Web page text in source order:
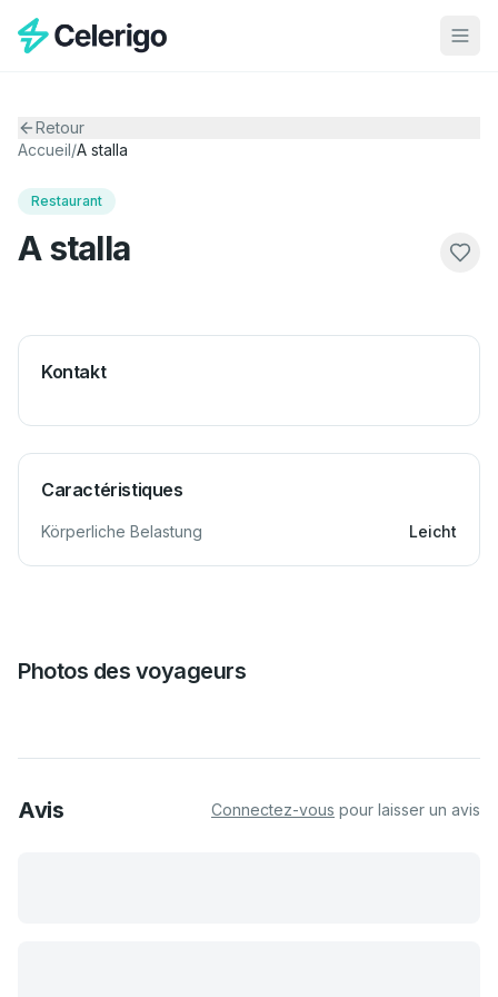
Retour
Accueil/A stalla
Restaurant
A stalla
Kontakt
Caractéristiques
Körperliche Belastung Leicht
Photos des voyageurs
Avis Connectez-vous pour laisser un avis